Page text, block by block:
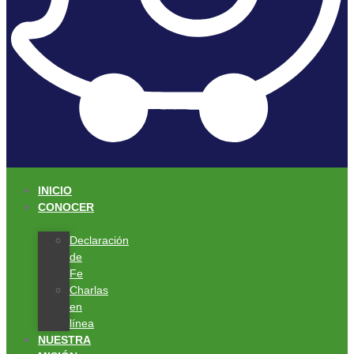
INICIO
CONOCER
Declaración
de
Fe
Charlas
en
línea
NUESTRA